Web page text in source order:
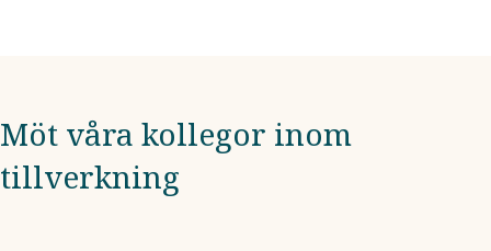
Möt våra kollegor inom
tillverkning